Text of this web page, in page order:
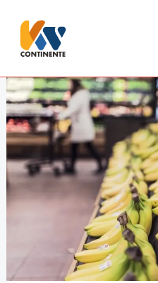
contenido